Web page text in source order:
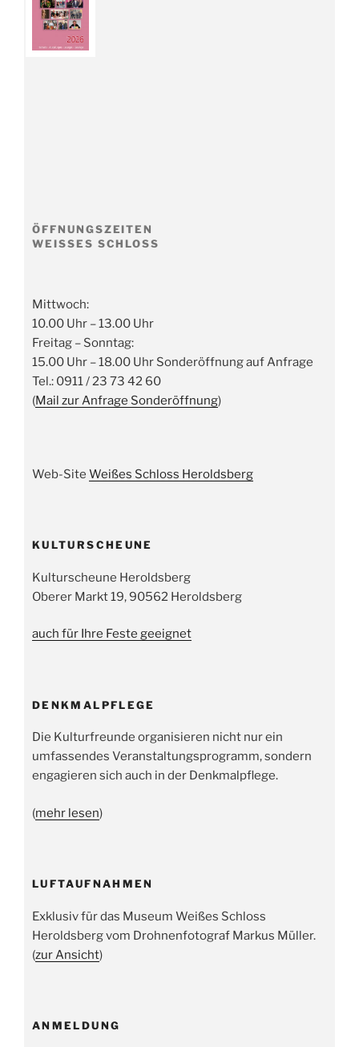
ÖFFNUNGSZEITEN
WEISSES SCHLOSS
Mittwoch:
10.00 Uhr – 13.00 Uhr
Freitag – Sonntag:
15.00 Uhr – 18.00 Uhr Sonderöffnung auf Anfrage
Tel.: 0911 / 23 73 42 60
(Mail zur Anfrage Sonderöffnung)
Web-Site Weißes Schloss Heroldsberg
KULTURSCHEUNE
Kulturscheune Heroldsberg
Oberer Markt 19, 90562 Heroldsberg
auch für Ihre Feste geeignet
DENKMALPFLEGE
Die Kulturfreunde organisieren nicht nur ein
umfassendes Veranstaltungsprogramm, sondern
engagieren sich auch in der Denkmalpflege.
(mehr lesen)
LUFTAUFNAHMEN
Exklusiv für das Museum Weißes Schloss
Heroldsberg vom Drohnenfotograf Markus Müller.
(zur Ansicht)
ANMELDUNG